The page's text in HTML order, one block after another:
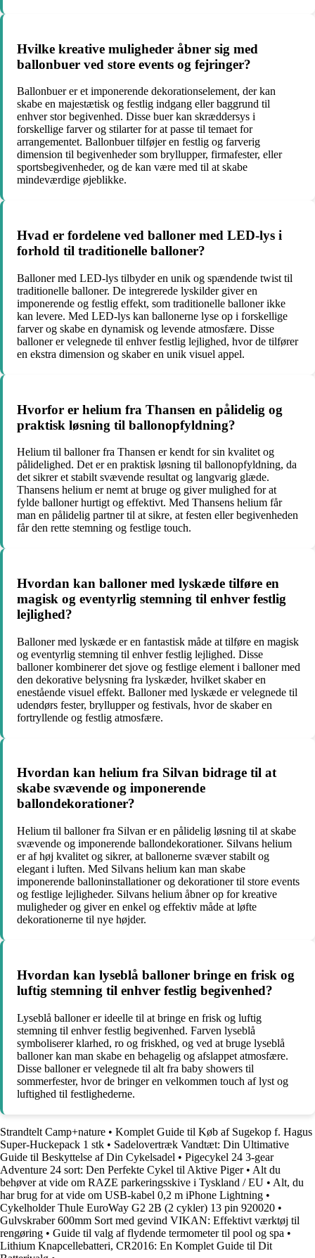
Hvilke kreative muligheder åbner sig med
ballonbuer ved store events og fejringer?
Ballonbuer er et imponerende dekorationselement, der kan
skabe en majestætisk og festlig indgang eller baggrund til
enhver stor begivenhed. Disse buer kan skræddersys i
forskellige farver og stilarter for at passe til temaet for
arrangementet. Ballonbuer tilføjer en festlig og farverig
dimension til begivenheder som bryllupper, firmafester, eller
sportsbegivenheder, og de kan være med til at skabe
mindeværdige øjeblikke.
Hvad er fordelene ved balloner med LED-lys i
forhold til traditionelle balloner?
Balloner med LED-lys tilbyder en unik og spændende twist til
traditionelle balloner. De integrerede lyskilder giver en
imponerende og festlig effekt, som traditionelle balloner ikke
kan levere. Med LED-lys kan ballonerne lyse op i forskellige
farver og skabe en dynamisk og levende atmosfære. Disse
balloner er velegnede til enhver festlig lejlighed, hvor de tilfører
en ekstra dimension og skaber en unik visuel appel.
Hvorfor er helium fra Thansen en pålidelig og
praktisk løsning til ballonopfyldning?
Helium til balloner fra Thansen er kendt for sin kvalitet og
pålidelighed. Det er en praktisk løsning til ballonopfyldning, da
det sikrer et stabilt svævende resultat og langvarig glæde.
Thansens helium er nemt at bruge og giver mulighed for at
fylde balloner hurtigt og effektivt. Med Thansens helium får
man en pålidelig partner til at sikre, at festen eller begivenheden
får den rette stemning og festlige touch.
Hvordan kan balloner med lyskæde tilføre en
magisk og eventyrlig stemning til enhver festlig
lejlighed?
Balloner med lyskæde er en fantastisk måde at tilføre en magisk
og eventyrlig stemning til enhver festlig lejlighed. Disse
balloner kombinerer det sjove og festlige element i balloner med
den dekorative belysning fra lyskæder, hvilket skaber en
enestående visuel effekt. Balloner med lyskæde er velegnede til
udendørs fester, bryllupper og festivals, hvor de skaber en
fortryllende og festlig atmosfære.
Hvordan kan helium fra Silvan bidrage til at
skabe svævende og imponerende
ballondekorationer?
Helium til balloner fra Silvan er en pålidelig løsning til at skabe
svævende og imponerende ballondekorationer. Silvans helium
er af høj kvalitet og sikrer, at ballonerne svæver stabilt og
elegant i luften. Med Silvans helium kan man skabe
imponerende balloninstallationer og dekorationer til store events
og festlige lejligheder. Silvans helium åbner op for kreative
muligheder og giver en enkel og effektiv måde at løfte
dekorationerne til nye højder.
Hvordan kan lyseblå balloner bringe en frisk og
luftig stemning til enhver festlig begivenhed?
Lyseblå balloner er ideelle til at bringe en frisk og luftig
stemning til enhver festlig begivenhed. Farven lyseblå
symboliserer klarhed, ro og friskhed, og ved at bruge lyseblå
balloner kan man skabe en behagelig og afslappet atmosfære.
Disse balloner er velegnede til alt fra baby showers til
sommerfester, hvor de bringer en velkommen touch af lyst og
luftighed til festlighederne.
Strandtelt Camp+nature • Komplet Guide til Køb af Sugekop f. Hagus
Super-Huckepack 1 stk • Sadelovertræk Vandtæt: Din Ultimative
Guide til Beskyttelse af Din Cykelsadel • Pigecykel 24 3-gear
Adventure 24 sort: Den Perfekte Cykel til Aktive Piger• Alt du
behøver at vide om RAZE parkeringsskive i Tyskland / EU • Alt, du
har brug for at vide om USB-kabel 0,2 m iPhone Lightning •
Cykelholder Thule EuroWay G2 2B (2 cykler) 13 pin 920020 •
Gulvskraber 600mm Sort med gevind VIKAN: Effektivt værktøj til
rengøring • Guide til valg af flydende termometer til pool og spa •
Lithium Knapcellebatteri, CR2016: En Komplet Guide til Dit